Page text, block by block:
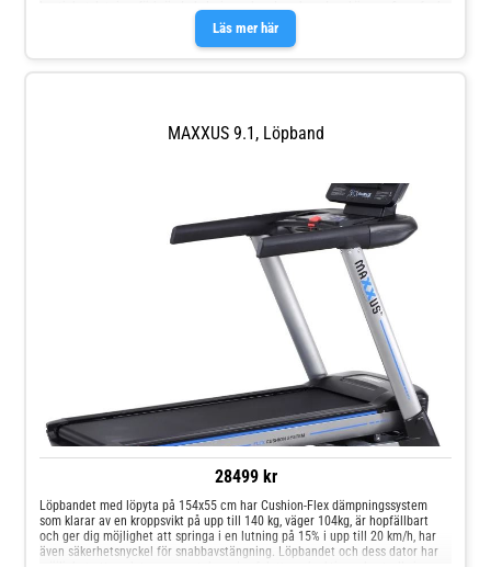
Läs mer här
för vattenflaska, fjärrkontroll och möjlighet att stabilt ställa av och luta
surfplattan. Träningsprogram Snabbstartfunktion Tre manuella program 36st
förinställda träningsprogram Tre fria minnesplatser för egna
MAXXUS 9.1, Löpband
28499 kr
Löpbandet med löpyta på 154x55 cm har Cushion-Flex dämpningssystem
som klarar av en kroppsvikt på upp till 140 kg, väger 104kg, är hopfällbart
och ger dig möjlighet att springa i en lutning på 15% i upp till 20 km/h, har
även säkerhetsnyckel för snabbavstängning. Löpbandet och dess dator har